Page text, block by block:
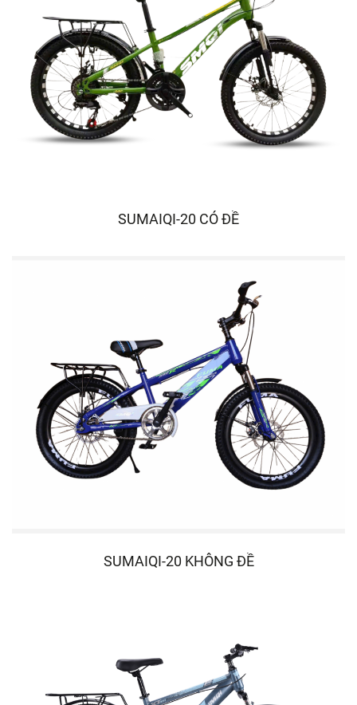
SUMAIQI-20 CÓ ĐỀ
SUMAIQI-20 KHÔNG ĐỀ